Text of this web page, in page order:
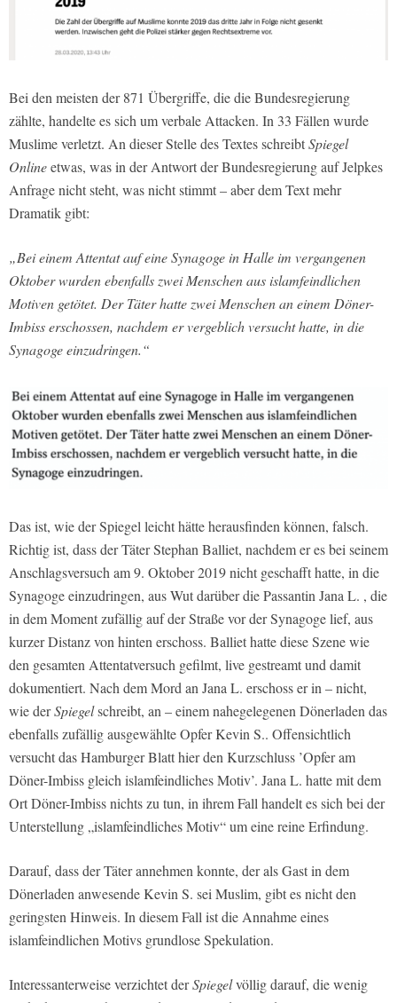
Bei den meisten der 871 Übergriffe, die die Bundesregierung
zählte, handelte es sich um verbale Attacken. In 33 Fällen wurde
Muslime verletzt. An dieser Stelle des Textes schreibtSpiegel
Onlineetwas, was in der Antwort der Bundesregierung auf Jelpkes
Anfrage nicht steht, was nicht stimmt – aber dem Text mehr
Dramatik gibt:
„Bei einem Attentat auf eine Synagoge in Halle im vergangenen
Oktober wurden ebenfalls zwei Menschen aus islamfeindlichen
Motiven getötet. Der Täter hatte zwei Menschen an einem Döner-
Imbiss erschossen, nachdem er vergeblich versucht hatte, in die
Synagoge einzudringen.“
Das ist, wie der Spiegel leicht hätte herausfinden können, falsch.
Richtig ist, dass der Täter Stephan Balliet, nachdem er es bei seinem
Anschlagsversuch am 9. Oktober 2019 nicht geschafft hatte, in die
Synagoge einzudringen, aus Wut darüber die Passantin Jana L. , die
in dem Moment zufällig auf der Straße vor der Synagoge lief, aus
kurzer Distanz von hinten erschoss. Balliet hatte diese Szene wie
den gesamten Attentatversuch gefilmt, live gestreamt und damit
dokumentiert. Nach dem Mord an Jana L. erschoss er in – nicht,
wie derSpiegelschreibt, an – einem nahegelegenen Dönerladen das
ebenfalls zufällig ausgewählte Opfer Kevin S.. Offensichtlich
versucht das Hamburger Blatt hier den Kurzschluss ’Opfer am
Döner-Imbiss gleich islamfeindliches Motiv’. Jana L. hatte mit dem
Ort Döner-Imbiss nichts zu tun, in ihrem Fall handelt es sich bei der
Unterstellung „islamfeindliches Motiv“ um eine reine Erfindung.
Darauf, dass der Täter annehmen konnte, der als Gast in dem
Dönerladen anwesende Kevin S. sei Muslim, gibt es nicht den
geringsten Hinweis. In diesem Fall ist die Annahme eines
islamfeindlichen Motivs grundlose Spekulation.
Interessanterweise verzichtet derSpiegelvöllig darauf, die wenig